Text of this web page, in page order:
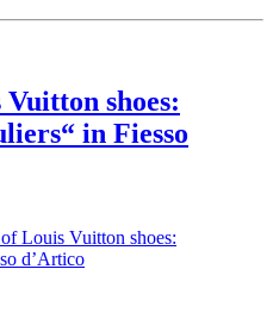
shoes:
in Fiesso
Louis Vuitton shoes:
d’Artico